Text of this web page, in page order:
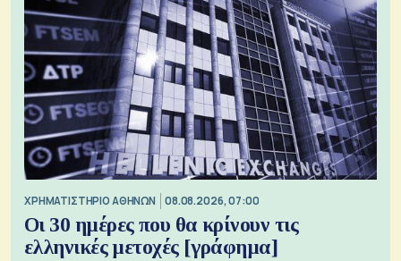
XΡΗΜΑΤΙΣΤΗΡΙΟ ΑΘΗΝΩΝ 08.08.2026, 07:00
Οι 30 ημέρες που θα κρίνουν τις
ελληνικές μετοχές [γράφημα]